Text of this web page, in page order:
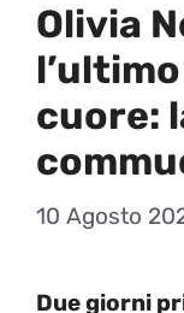
Olivia
cuore:
10 Agosto
Due giorni